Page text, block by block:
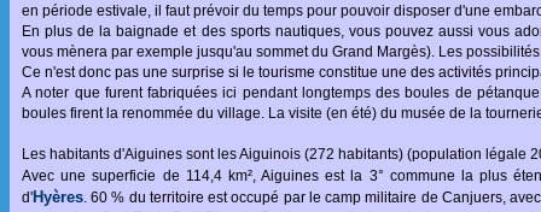
en période estivale, il faut prévoir du temps pour pouvoir disposer d'une
En plus de la baignade et des sports nautiques, vous pouvez aussi vous
vous mènera par exemple jusqu'au sommet du Grand Margès). Les
Ce n'est donc pas une surprise si le tourisme constitue une des activités
A noter que furent fabriquées ici pendant longtemps des boules de
boules firent la renommée du village. La visite (en été) du musée de la
Les habitants d'Aiguines sont les Aiguinois (272 habitants) (population légale
Avec une superficie de 114,4 km², Aiguines est la 3° commune la plus
d'Hyères. 60 % du territoire est occupé par le camp militaire de Canjuers,